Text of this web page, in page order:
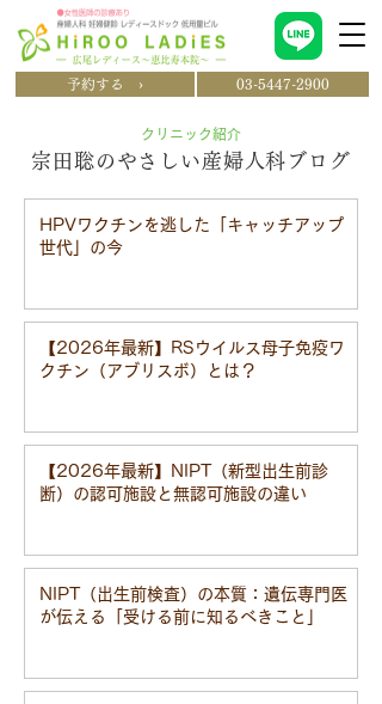
予約する › 03-5447-2900
クリニック紹介
宗田聡のやさしい産婦人科ブログ
HPVワクチンを逃した「キャッチアップ
世代」の今
【2026年最新】RSウイルス母子免疫ワ
クチン（アブリスボ）とは？
【2026年最新】NIPT（新型出生前診
断）の認可施設と無認可施設の違い
NIPT（出生前検査）の本質：遺伝専門医
が伝える「受ける前に知るべきこと」